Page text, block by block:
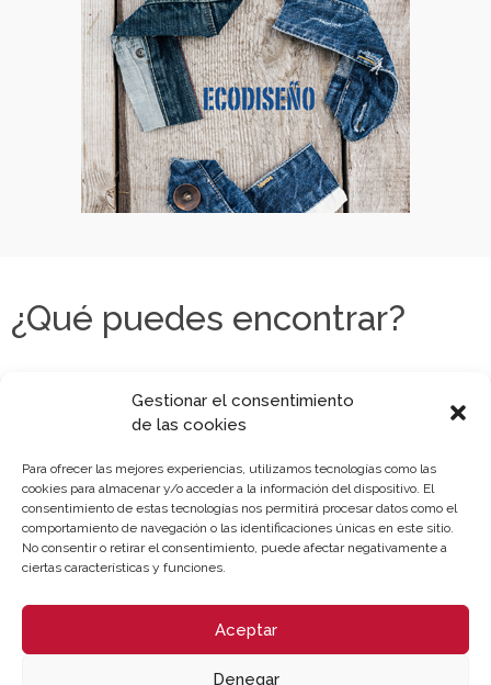
Gestionar el consentimiento
de las cookies
Para ofrecer las mejores experiencias, utilizamos tecnologías como las
cookies para almacenar y/o acceder a la información del dispositivo. El
consentimiento de estas tecnologías nos permitirá procesar datos como el
comportamiento de navegación o las identificaciones únicas en este sitio.
No consentir o retirar el consentimiento, puede afectar negativamente a
ciertas características y funciones.
Aceptar
Denegar
¿Qué puedes encontrar?